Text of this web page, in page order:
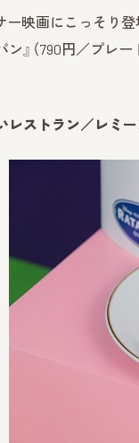
映画にこっそり登
ン』（790円／プレ
レストラン／レミ